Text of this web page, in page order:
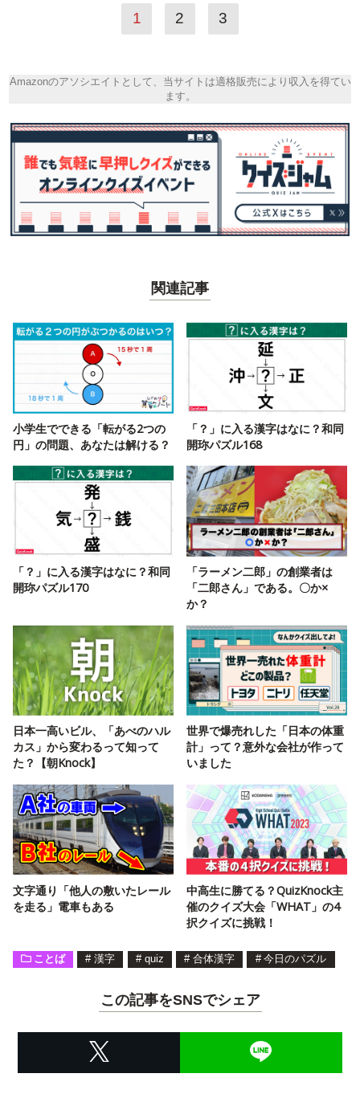
1 2 3
Amazonのアソシエイトとして、当サイトは適格販売により収入を得てい
ます。
関連記事
小学生でできる「転がる2つの
円」の問題、あなたは解ける？
「？」に入る漢字はなに？和同
開珎パズル168
「？」に入る漢字はなに？和同
開珎パズル170
「ラーメン二郎」の創業者は
「二郎さん」である。〇か×
か？
日本一高いビル、「あべのハル
カス」から変わるって知って
た？【朝Knock】
世界で爆売れした「日本の体重
計」って？意外な会社が作って
いました
文字通り「他人の敷いたレール
を走る」電車もある
中高生に勝てる？QuizKnock主
催のクイズ大会「WHAT」の4
択クイズに挑戦！
ことば # 漢字 # quiz # 合体漢字 # 今日のパズル
この記事をSNSでシェア